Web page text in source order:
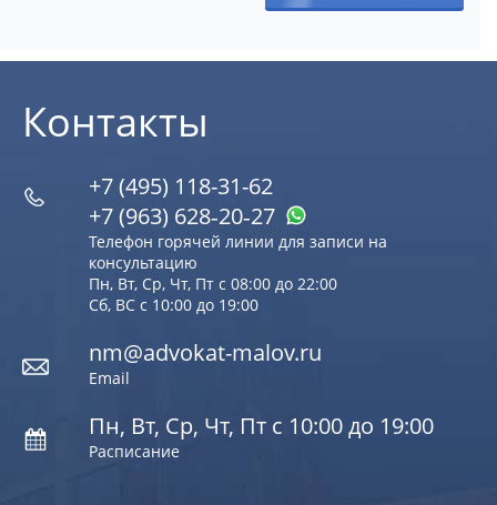
Контакты
+7 (495) 118-31-62
+7 (963) 628‑20‑27
Телефон горячей линии для записи на
консультацию
Пн, Вт, Ср, Чт, Пт с 08:00 до 22:00
Сб, ВС с 10:00 до 19:00
nm@advokat-malov.ru
Email
Пн, Вт, Ср, Чт, Пт с 10:00 до 19:00
Расписание